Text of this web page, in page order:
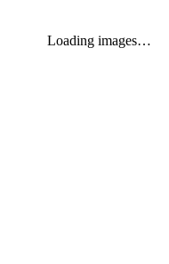
Loading images…